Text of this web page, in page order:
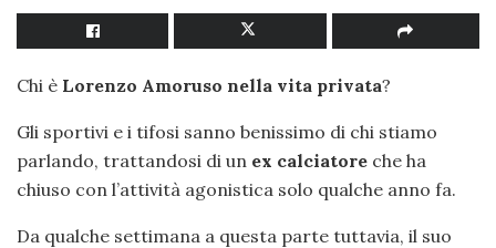
Chi è Lorenzo Amoruso nella vita privata?
Gli sportivi e i tifosi sanno benissimo di chi stiamo
parlando, trattandosi di un ex calciatore che ha
chiuso con l’attività agonistica solo qualche anno fa.
Da qualche settimana a questa parte tuttavia, il suo